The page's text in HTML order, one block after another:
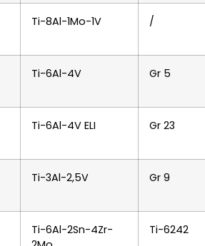
Ti-8Al-1Mo-1V /
Ti-6Al-4V Gr 5
Ti-6Al-4V ELI Gr 23
Ti-3Al-2,5V Gr 9
Ti-6Al-2Sn-4Zr-
Ti-6242